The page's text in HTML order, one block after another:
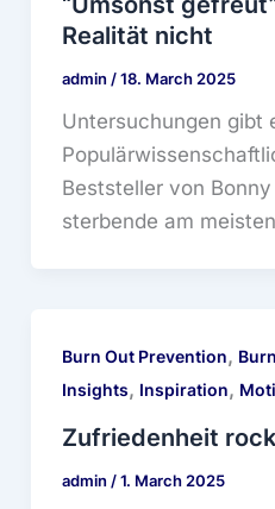
Realität nicht
admin /18. March 2025
Untersuchungen gibt
Beststeller von Bonny
sterbende am
Burn Out Prevention,
Insights, Inspiration,
Zufriedenheit
admin /1. March 2025